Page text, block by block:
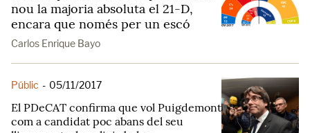
nou la majoria absoluta el 21-D,
encara que només per un escó
Carlos Enrique Bayo
Públic - 05/11/2017
El PDeCAT confirma que vol Puigdemont
com a candidat poc abans del seu